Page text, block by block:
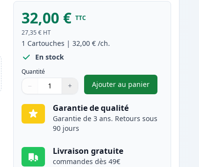
32,00 € TTC
27,35 € HT
1 Cartouches |32,00 € /ch.
En stock
Quantité
Quantité
Utilisez les boutons pour ajuster
− +
Quantité
Ajouter au panier
,Canon CL-513
Garantie de qualité
Garantie de 3 ans. Retours sous
90 jours
Livraison gratuite
commandes dès 49€